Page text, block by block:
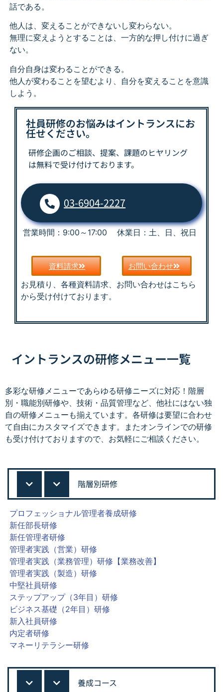
話である。
他人は、変えることができないし変わらない。
無理に変えようとすることは、一方的な押し付けに過ぎ
ない。
自分自身は変わることができる。
他人が変わることを望むより、自分を変えることを意識
しよう。
社員研修のお悩みはイントランスにお
任せください。
研修企画のご相談、提案、課題のヒヤリング
は無料で受け付けております。
03-6904-2227
営業時間：9:00～17:00 休業日：土、日、祝日
資料請求 お問い合わせ
お見積り、各種資料請求、お問い合わせはこちら
から受け付けております。
イントランスの研修メニュー一覧
多彩な研修メニューであらゆる研修ニーズに対応！階層
別・職能別研修や、技術・品質管理など、他社にはない独
自の研修メニューも揃えています。各研修は要望に合わせ
て自由にカスタマイズできます。またオンラインでの研修
も受け付けておりますので、お気軽にご相談ください。
階層別研修
プロフェッショナル管理者養成研修
新任部長研修
新任管理者研修
管理者実践（営業）研修
管理者実践（業務管理）研修【業務改善】
管理者実践（製造）研修
中堅社員研修
ステップアップ（3年目）研修
ビジネス基礎（2年目）研修
新入社員研修
内定者研修
マネーリテラシー研修
養成コース